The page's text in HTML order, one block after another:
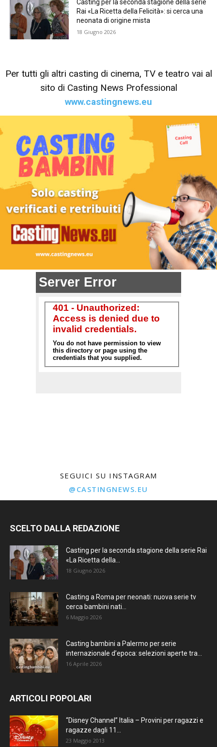
Casting per la seconda stagione della serie
Rai «La Ricetta della Felicità»: si cerca una
neonata di origine mista
18 Giugno 2026
Per tutti gli altri casting di cinema, TV e teatro vai al
sito di Casting News Professional
www.castingnews.eu
SEGUICI SU INSTAGRAM
@CASTINGNEWS.EU
SCELTO DALLA REDAZIONE
Casting per la seconda stagione della serie Rai
«La Ricetta della...
18 Giugno 2026
Casting a Roma per neonati: nuova serie tv
cerca bambini nati...
6 Maggio 2026
Casting bambini a Palermo per serie
internazionale d’epoca: selezioni aperte tra...
16 Aprile 2026
ARTICOLI POPOLARI
“Disney Channel” Italia – Provini per ragazzi e
ragazze dagli 11...
23 Maggio 2013